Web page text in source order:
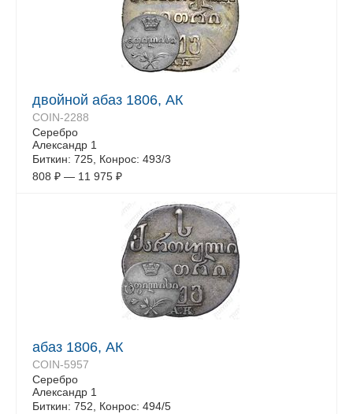
двойной абаз 1806, АК
COIN-2288
Серебро
Александр 1
Биткин: 725, Конрос: 493/3
808 ₽ — 11 975 ₽
абаз 1806, АК
COIN-5957
Серебро
Александр 1
Биткин: 752, Конрос: 494/5